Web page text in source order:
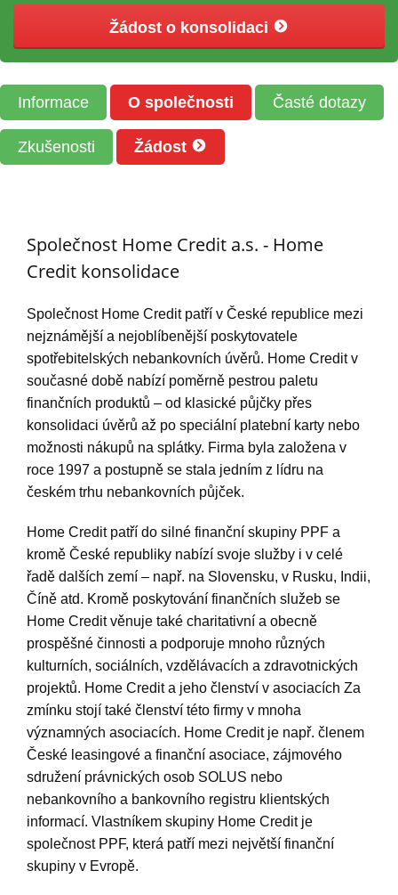
Žádost o konsolidaci
Informace O společnosti Časté dotazy
Zkušenosti Žádost
Společnost Home Credit a.s. - Home
Credit konsolidace
Společnost Home Credit patří v České republice mezi
nejznámější a nejoblíbenější poskytovatele
spotřebitelských nebankovních úvěrů. Home Credit v
současné době nabízí poměrně pestrou paletu
finančních produktů – od klasické půjčky přes
konsolidaci úvěrů až po speciální platební karty nebo
možnosti nákupů na splátky. Firma byla založena v
roce 1997 a postupně se stala jedním z lídru na
českém trhu nebankovních půjček.
Home Credit patří do silné finanční skupiny PPF a
kromě České republiky nabízí svoje služby i v celé
řadě dalších zemí – např. na Slovensku, v Rusku, Indii,
Číně atd. Kromě poskytování finančních služeb se
Home Credit věnuje také charitativní a obecně
prospěšné činnosti a podporuje mnoho různých
kulturních, sociálních, vzdělávacích a zdravotnických
projektů. Home Credit a jeho členství v asociacích Za
zmínku stojí také členství této firmy v mnoha
významných asociacích. Home Credit je např. členem
České leasingové a finanční asociace, zájmového
sdružení právnických osob SOLUS nebo
nebankovního a bankovního registru klientských
informací. Vlastníkem skupiny Home Credit je
společnost PPF, která patří mezi největší finanční
skupiny v Evropě.